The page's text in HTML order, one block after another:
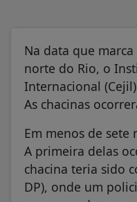
Na data que
norte do Rio, o
Internacional
As chacinas
Em menos de sete
A primeira delas
chacina teria sido
DP), onde um